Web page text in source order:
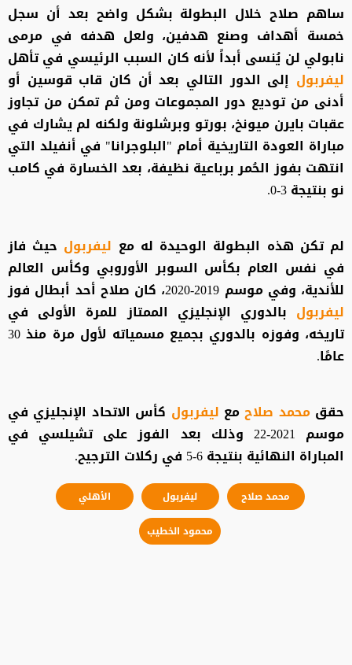
ساهم صلاح خلال البطولة بشكل واضح بعد أن سجل
خمسة أهداف وصنع هدفين، ولعل هدفه في مرمى
نابولي لن يُنسى أبداً لأنه كان السبب الرئيسي في تأهل
ليفربول إلى الدور التالي بعد أن كان قاب قوسين أو
أدنى من توديع دور المجموعات ومن ثم تمكن من تجاوز
عقبات بايرن ميونخ، بورتو وبرشلونة ولكنه لم يشارك في
مباراة العودة التاريخية أمام "البلوجرانا" في أنفيلد التي
انتهت بفوز الحُمر برباعية نظيفة، بعد الخسارة في كامب
نو بنتيجة 3-0.
لم تكن هذه البطولة الوحيدة له مع ليفربول حيث فاز
في نفس العام بكأس السوبر الأوروبي وكأس العالم
للأندية، وفي موسم 2019-2020، كان صلاح أحد أبطال فوز
ليفربول بالدوري الإنجليزي الممتاز للمرة الأولى في
تاريخه، وفوزه بالدوري بجميع مسمياته لأول مرة منذ 30
عامًا.
حقق محمد صلاحمع ليفربول كأس الاتحاد الإنجليزي في
موسم 2021-22 وذلك بعد الفوز على تشيلسي في
المباراة النهائية بنتيجة 6-5 في ركلات الترجيح.
محمد صلاح ليفربول
الأهلي
محمود الخطيب